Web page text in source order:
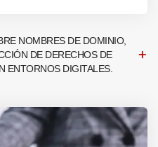
NOMBRES DE DOMINIO,
DE DERECHOS DE
ENTORNOS DIGITALES.